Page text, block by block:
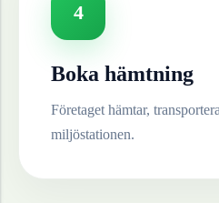
4
Boka hämtning
Företaget hämtar,
miljöstationen.